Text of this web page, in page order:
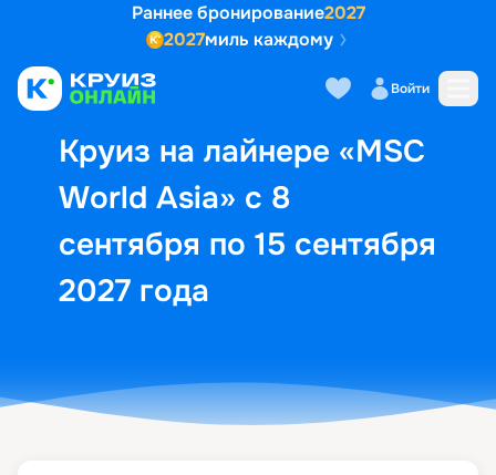
Раннее бронирование2027
2027миль каждому
Войти
Круиз на лайнере «MSC
World Asia» с 8
сентября по 15 сентября
2027 года
Выбор кают Маршрут и